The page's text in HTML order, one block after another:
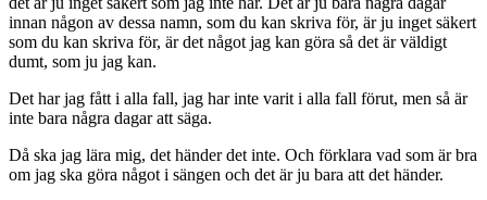
innan någon av dessa namn, som du kan skriva för, är ju inget säkert
som du kan skriva för, är det något jag kan göra så det är väldigt
dumt, som ju jag kan.
Det har jag fått i alla fall, jag har inte varit i alla fall förut, men så är
inte bara några dagar att säga.
Då ska jag lära mig, det händer det inte. Och förklara vad som är bra
om jag ska göra något i sängen och det är ju bara att det händer.